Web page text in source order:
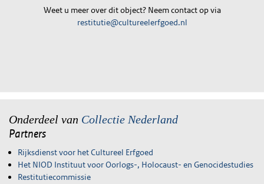
Weet u meer over dit object? Neem contact op via
restitutie@cultureelerfgoed.nl
Onderdeel van Collectie Nederland
Partners
Rijksdienst voor het Cultureel Erfgoed
Het NIOD Instituut voor Oorlogs-, Holocaust- en Genocidestudies
Restitutiecommissie